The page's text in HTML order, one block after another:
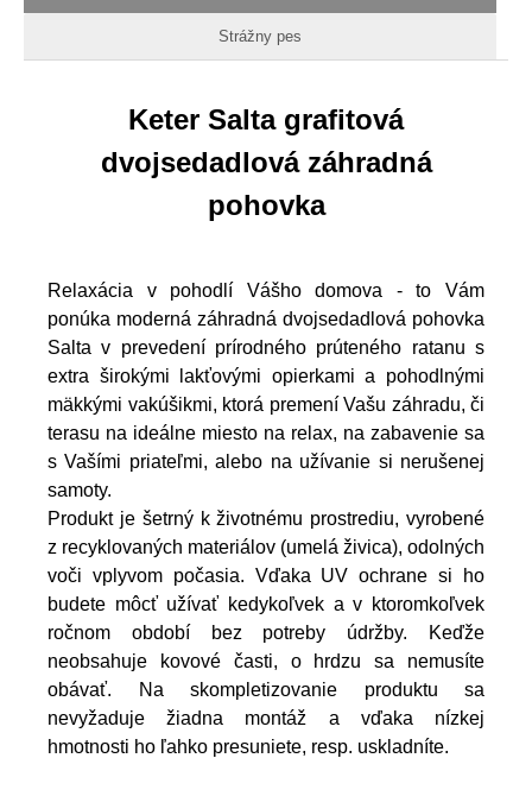
Strážny pes
Keter Salta grafitová
dvojsedadlová záhradná
pohovka
Relaxácia v pohodlí Vášho domova - to Vám
ponúka moderná záhradná dvojsedadlová pohovka
Salta v prevedení prírodného prúteného ratanu s
extra širokými lakťovými opierkami a pohodlnými
mäkkými vakúšikmi, ktorá premení Vašu záhradu, či
terasu na ideálne miesto na relax, na zabavenie sa
s Vašími priateľmi, alebo na užívanie si nerušenej
samoty.
Produkt je šetrný k životnému prostrediu, vyrobené
z recyklovaných materiálov (umelá živica), odolných
voči vplyvom počasia. Vďaka UV ochrane si ho
budete môcť užívať kedykoľvek a v ktoromkoľvek
ročnom období bez potreby údržby. Keďže
neobsahuje kovové časti, o hrdzu sa nemusíte
obávať. Na skompletizovanie produktu sa
nevyžaduje žiadna montáž a vďaka nízkej
hmotnosti ho ľahko presuniete, resp. uskladníte.